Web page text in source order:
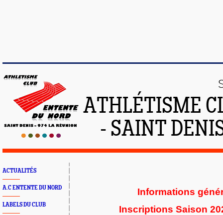
ATHLÉTISME
- SAINT
ACTUALITÉS
A.C ENTENTE DU NORD
LABELS DU CLUB
Informations
Inscriptions Saison